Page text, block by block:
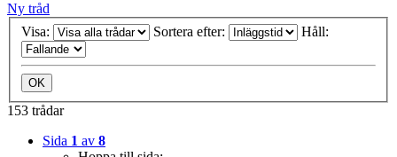
Ny tråd
Visa:
Sortera efter: Håll:
153 trådar
Sida 1 av 8